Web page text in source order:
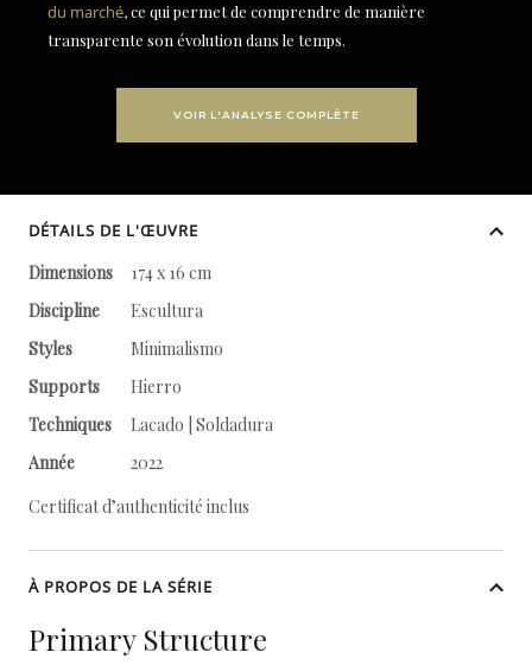
du marché, ce qui permet de comprendre de manière
transparente son évolution dans le temps.
VOIR L'ANALYSE COMPLÈTE
DÉTAILS DE L'ŒUVRE
Dimensions
174 x 16 cm
Discipline
Escultura
Styles
Minimalismo
Supports
Hierro
Techniques
Lacado | Soldadura
Année
2022
Certificat d’authenticité inclus
À PROPOS DE LA SÉRIE
Primary Structure